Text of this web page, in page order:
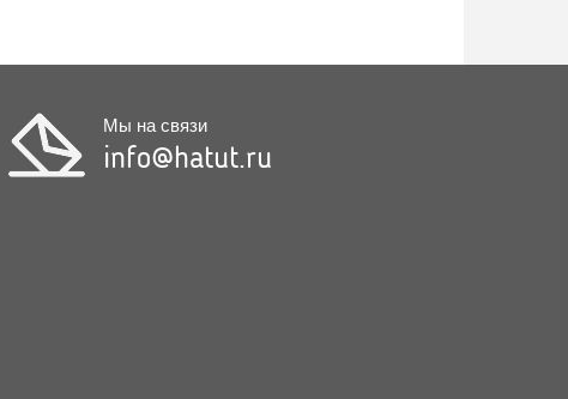
Мы на связи
info@hatut.ru